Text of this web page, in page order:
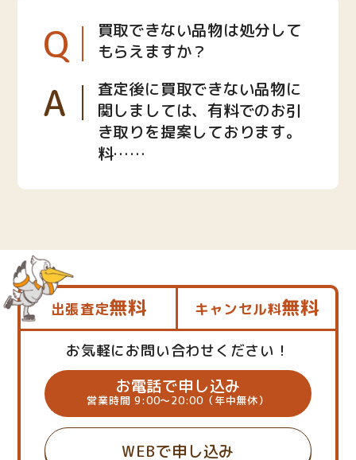
Q
買取できない品物は処分して
もらえますか？
A
査定後に買取できない品物に
関しましては、有料でのお引
き取りを提案しております。
料……
出張査定無料 キャンセル料無料
お気軽にお問い合わせください！
お電話で申し込み
営業時間 9:00～20:00（年中無休）
WEBで申し込み